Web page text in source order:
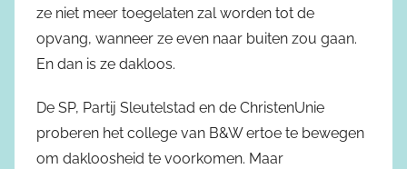
ze niet meer toegelaten zal worden tot de
opvang, wanneer ze even naar buiten zou gaan.
En dan is ze dakloos.
De SP, Partij Sleutelstad en de ChristenUnie
proberen het college van B&W ertoe te bewegen
om dakloosheid te voorkomen. Maar